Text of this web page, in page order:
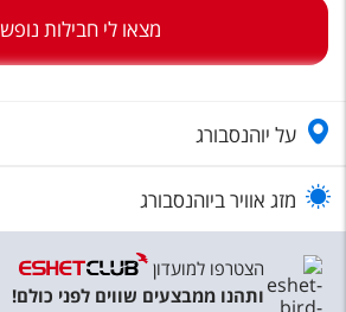
שירות לקוחות
טופס צור קשר
נגישות
מצאו לי חבילות נופש
על יוהנסבורג
מזג אוויר ביוהנסבורג
הצטרפו למועדון
ותהנו ממבצעים שווים לפני כולם!